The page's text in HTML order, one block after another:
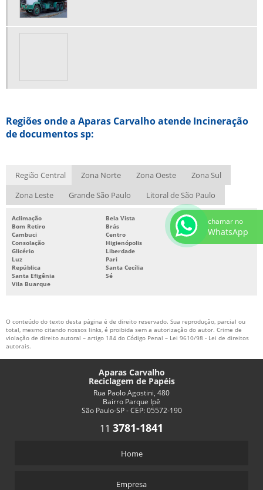
SUCATA DE FERRO SP
TRITURAÇÃO DE DOCUMENTOS SIGILOSOS
Regiões onde a Aparas Carvalho atende Incineração
de documentos sp:
Região Central Zona Norte Zona Oeste
Zona Sul
Zona Leste
Grande São Paulo Litoral de São Paulo
Aclimação
Bela Vista
Bom Retiro
Brás
Cambuci
Centro
Consolação
Higienópolis
Glicério
Liberdade
Luz
Pari
República
Santa Cecília
Santa Efigênia
Sé
Vila Buarque
O conteúdo do texto desta página é de direito reservado. Sua reprodução, parcial ou
total, mesmo citando nossos links, é proibida sem a autorização do autor. Crime de
violação de direito autoral – artigo 184 do Código Penal – Lei 9610/98 - Lei de direitos
autorais.
Aparas Carvalho
Reciclagem de Papéis
Rua Paolo Agostini, 480
Bairro Parque Ipê
São Paulo-SP - CEP: 05572-190
11 3781-1841
Home
Empresa
chamar no
WhatsApp